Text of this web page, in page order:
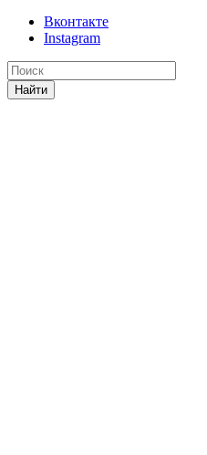
Вконтакте
Instagram
Найти